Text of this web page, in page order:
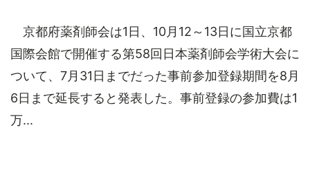
京都府薬剤師会は1日、10月12～13日に国立京都
国際会館で開催する第58回日本薬剤師会学術大会に
ついて、7月31日までだった事前参加登録期間を8月
6日まで延長すると発表した。事前登録の参加費は1
万...